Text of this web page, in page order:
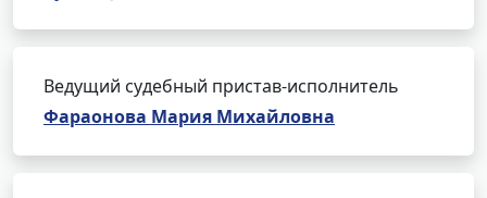
Ведущий судебный пристав-исполнитель
Фараонова Мария Михайловна